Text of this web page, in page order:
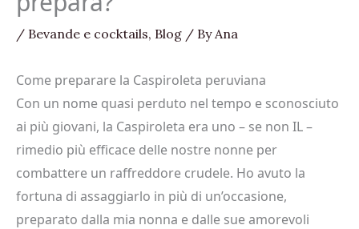
/ Bevande e cocktails, Blog / ByAna
Come preparare la Caspiroleta peruviana
Con un nome quasi perduto nel tempo e sconosciuto
ai più giovani, la Caspiroleta era uno – se non IL –
rimedio più efficace delle nostre nonne per
combattere un raffreddore crudele. Ho avuto la
fortuna di assaggiarlo in più di un’occasione,
preparato dalla mia nonna e dalle sue amorevoli